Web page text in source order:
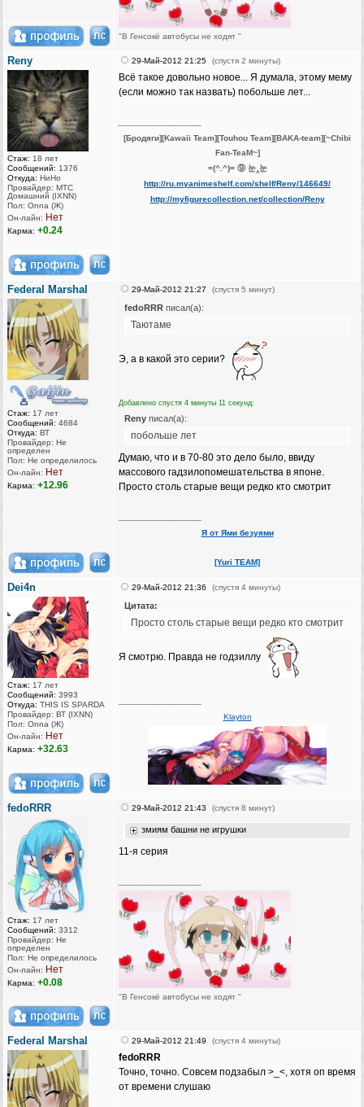
"В Генсокё автобусы не ходят "
Reny
Стаж: 18 лет
Сообщений: 1376
Откуда: НиНо
Провайдер: МТС
Домашний (IXNN)
Пол: Onna (Ж)
Он-лайн: Нет
Карма: +0.24
29-Май-2012 21:25 (спустя 2 минуты)
Всё такое довольно новое... Я думала, этому мему
(если можно так назвать) побольше лет...
[Бродяги][Kawaii Team][Touhou Team][BAKA-team][~Chibi
Fan-TeaM~]
=(^.^)= ⑨ 눈‸눈
http://ru.myanimeshelf.com/shelf/Reny/146649/
http://myfigurecollection.net/collection/Reny
Federal Marshal
Стаж: 17 лет
Сообщений: 4684
Откуда: ВТ
Провайдер: Не
определен
Пол: Не определилось
Он-лайн: Нет
Карма: +12.96
29-Май-2012 21:27 (спустя 5 минут)
fedoRRR писал(а):
Таютаме
Э, а в какой это серии?
Добавлено спустя 4 минуты 11 секунд:
Reny писал(а):
побольше лет
Думаю, что и в 70-80 это дело было, ввиду
массового гадзилопомешательства в японе.
Просто столь старые вещи редко кто смотрит
Я от Ями безуями
[Yuri TEAM]
Dei4n
Стаж: 17 лет
Сообщений: 3993
Откуда: THIS IS SPARDA
Провайдер: ВТ (IXNN)
Пол: Onna (Ж)
Он-лайн: Нет
Карма: +32.63
29-Май-2012 21:36 (спустя 4 минуты)
Цитата:
Просто столь старые вещи редко кто смотрит
Я смотрю. Правда не годзиллу
Klayton
fedoRRR
Стаж: 17 лет
Сообщений: 3312
Провайдер: Не
определен
Пол: Не определилось
Он-лайн: Нет
Карма: +0.08
29-Май-2012 21:43 (спустя 8 минут)
змиям башни не игрушки
11-я серия
"В Генсокё автобусы не ходят "
Federal Marshal 29-Май-2012 21:49 (спустя 4 минуты)
fedoRRR
Точно, точно. Совсем подзабыл ‍>‍‍_‍‍<‍‍, хотя оп время
от времени слушаю ‍